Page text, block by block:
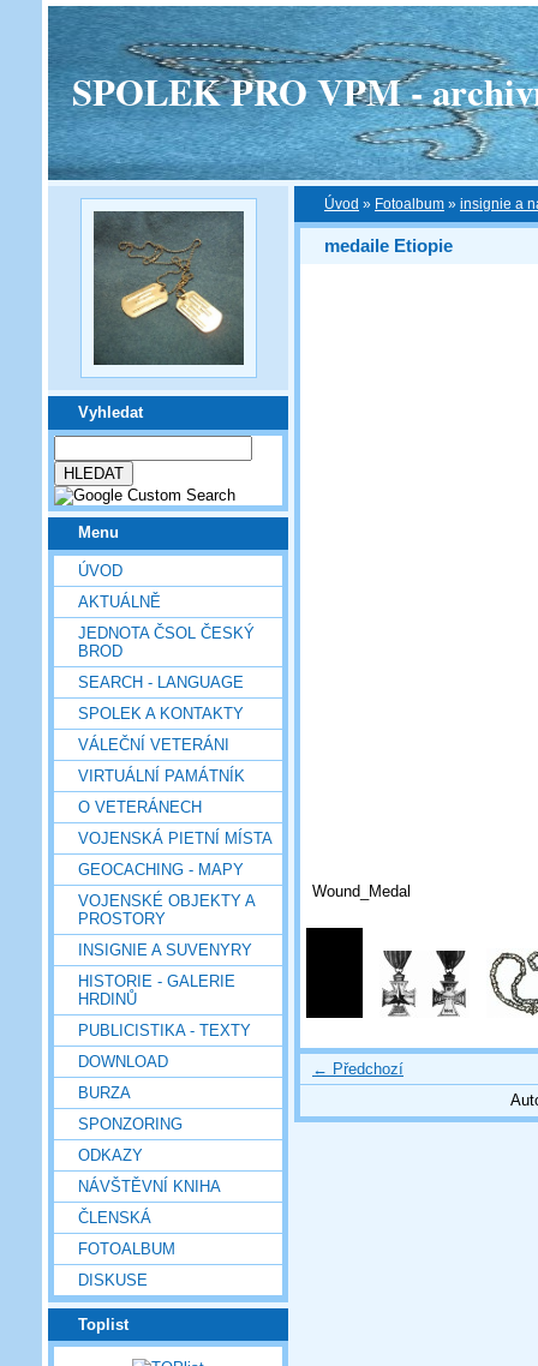
SPOLEK PRO VPM -
Vyhledat
Menu
ÚVOD
AKTUÁLNĚ
JEDNOTA ČSOL ČESKÝ
BROD
SEARCH - LANGUAGE
SPOLEK A KONTAKTY
VÁLEČNÍ VETERÁNI
VIRTUÁLNÍ PAMÁTNÍK
O VETERÁNECH
VOJENSKÁ PIETNÍ MÍSTA
GEOCACHING - MAPY
VOJENSKÉ OBJEKTY A
PROSTORY
INSIGNIE A SUVENYRY
HISTORIE - GALERIE
HRDINŮ
PUBLICISTIKA - TEXTY
DOWNLOAD
BURZA
SPONZORING
ODKAZY
NÁVŠTĚVNÍ KNIHA
ČLENSKÁ
FOTOALBUM
DISKUSE
Toplist
Úvod » Fotoalbum » insignie a
medaile Etiopie
Wound_Medal
← Předchozí